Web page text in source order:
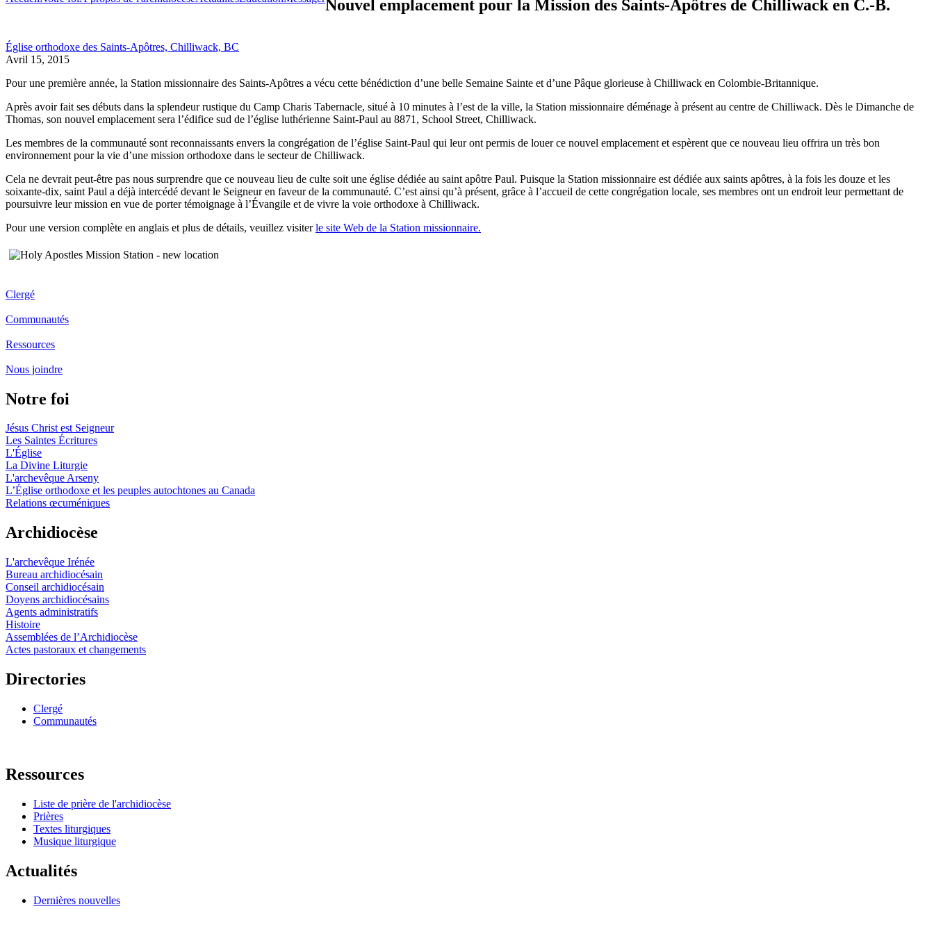
Nouvel emplacement pour la Mission des Saints-Apôtres de Chilliwack en C.-B.
Église orthodoxe des Saints-Apôtres, Chilliwack, BC
Avril 15, 2015
Pour une première année, la Station missionnaire des Saints-Apôtres a vécu cette bénédiction d’une belle Semaine Sainte et d’une Pâque glorieuse à Chilliwack en Colombie-Britannique.
Après avoir fait ses débuts dans la splendeur rustique du Camp Charis Tabernacle, situé à 10 minutes à l’est de la ville, la Station missionnaire déménage à présent au centre de Chilliwack. Dès le Dimanche de
Thomas, son nouvel emplacement sera l’édifice sud de l’église luthérienne Saint-Paul au 8871, School Street, Chilliwack.
Les membres de la communauté sont reconnaissants envers la congrégation de l’église Saint-Paul qui leur ont permis de louer ce nouvel emplacement et espèrent que ce nouveau lieu offrira un très bon
environnement pour la vie d’une mission orthodoxe dans le secteur de Chilliwack.
Cela ne devrait peut-être pas nous surprendre que ce nouveau lieu de culte soit une église dédiée au saint apôtre Paul. Puisque la Station missionnaire est dédiée aux saints apôtres, à la fois les douze et les
soixante-dix, saint Paul a déjà intercédé devant le Seigneur en faveur de la communauté. C’est ainsi qu’à présent, grâce à l’accueil de cette congrégation locale, ses membres ont un endroit leur permettant de
poursuivre leur mission en vue de porter témoignage à l’Évangile et de vivre la voie orthodoxe à Chilliwack.
Pour une version complète en anglais et plus de détails, veuillez visiterle site Web de la Station missionnaire.
Clergé
Communautés
Ressources
Nous joindre
Notre foi
Jésus Christ est Seigneur
Les Saintes Écritures
L'Église
La Divine Liturgie
L'archevêque Arseny
L’Église orthodoxe et les peuples autochtones au Canada
Relations œcuméniques
Archidiocèse
L'archevêque Irénée
Bureau archidiocésain
Conseil archidiocésain
Doyens archidiocésains
Agents administratifs
Histoire
Assemblées de l’Archidiocèse
Actes pastoraux et changements
Directories
Clergé
Communautés
Ressources
Liste de prière de l'archidiocèse
Prières
Textes liturgiques
Musique liturgique
Actualités
Dernières nouvelles